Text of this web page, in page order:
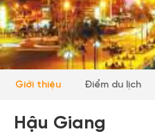
Giới thiệu Điểm du lịch
Hậu Giang